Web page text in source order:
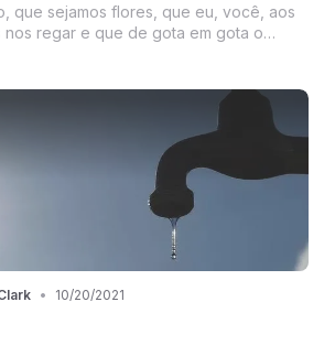
sejamos flores, que eu, você, aos
nos regar e que de gota em gota o
• 10/20/2021